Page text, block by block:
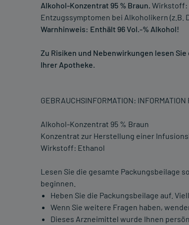
Alkohol-Konzentrat 95 % Braun. Wirkstoff:
Entzugssymptomen bei Alkoholikern (z.B.
Warnhinweis: Enthält 96 Vol.-% Alkohol!
Zu Risiken und Nebenwirkungen lesen
Ihrer Apotheke.
GEBRAUCHSINFORMATION:
Alkohol-Konzentrat 95 % Braun
Konzentrat zur Herstellung einer
Wirkstoff: Ethanol
Lesen Sie die gesamte Packungsbeilage
beginnen.
Heben Sie die Packungsbeilage auf.
Wenn Sie weitere Fragen haben,
Dieses Arzneimittel wurde Ihnen